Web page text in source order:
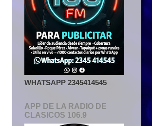
WHATSAPP 2345414545
APP DE LA RADIO DE
CLASICOS 106.9